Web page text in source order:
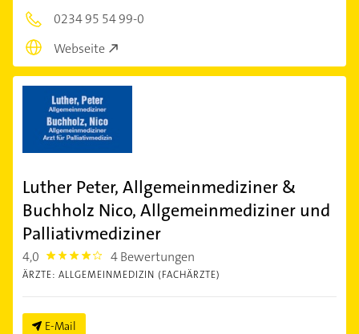
0234 95 54 99-0
Webseite
Luther Peter, Allgemeinmediziner &
Buchholz Nico, Allgemeinmediziner und
Palliativmediziner
4,0 4.0 4 Bewertungen
ÄRZTE: ALLGEMEINMEDIZIN (FACHÄRZTE)
E-Mail